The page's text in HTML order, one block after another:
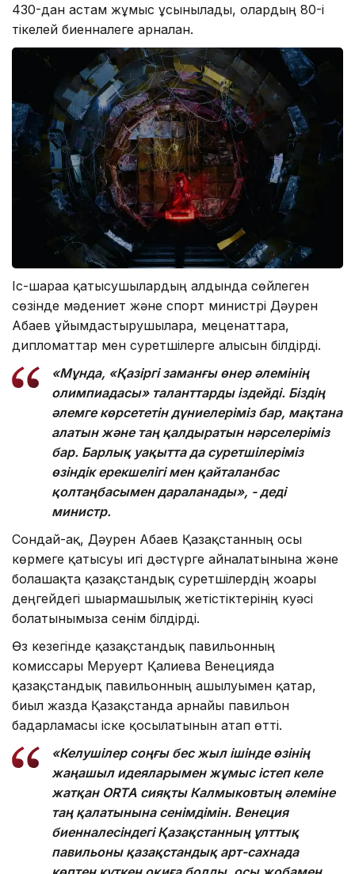
430-дан астам жұмыс ұсынылады, олардың 80-і
тікелей биенналеге арналған.
Іс-шараға қатысушылардың алдында сөйлеген
сөзінде мәдениет және спорт министрі Дәурен
Абаев ұйымдастырушыларға, меценаттарға,
дипломаттар мен суретшілерге алғысын білдірді.
«Мұнда, «Қазіргі заманғы өнер әлемінің
олимпиадасы» таланттарды іздейді. Біздің
әлемге көрсететін дүниелеріміз бар, мақтана
алатын және таң қалдыратын нәрселеріміз
бар. Барлық уақытта да суретшілеріміз
өзіндік ерекшелігі мен қайталанбас
қолтаңбасымен дараланады», - деді
министр.
Сондай-ақ, Дәурен Абаев Қазақстанның осы
көрмеге қатысуы игі дәстүрге айналатынына және
болашақта қазақстандық суретшілердің жоғары
деңгейдегі шығармашылық жетістіктерінің куәсі
болатынымызға сенім білдірді.
Өз кезегінде қазақстандық павильонның
комиссары Меруерт Қалиева Венецияда
қазақстандық павильонның ашылуымен қатар,
биыл жазда Қазақстанда арнайы павильон
бағдарламасы іске қосылатынын атап өтті.
«Келушілер соңғы бес жыл ішінде өзінің
жаңашыл идеяларымен жұмыс істеп келе
жатқан ORTA сияқты Калмыковтың әлеміне
таң қалатынына сенімдімін. Венеция
биенналесіндегі Қазақстанның ұлттық
павильоны қазақстандық арт-сахнада